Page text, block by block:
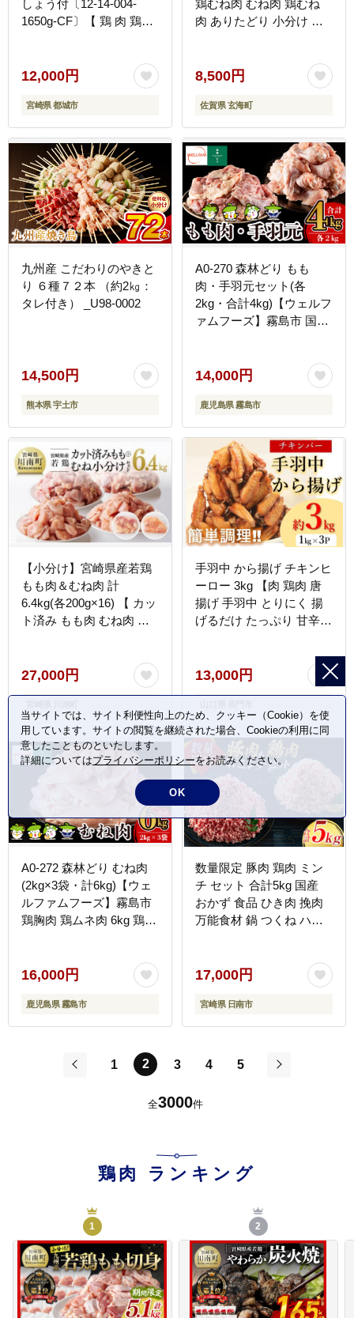
しょう付〔12-14-004-
1650g-CF〕【 鶏 肉 鶏肉
12,000円
宮崎県 都城市
鶏むね肉 むね肉 鶏むね
肉 ありたどり 小分け 真
チキンカツ 筋トレ ダイエ
8,500円
佐賀県 玄海町
九州産 こだわりのやきと
り ６種７２本 （約2㎏：
タレ付き） _U98-0002
14,500円
熊本県 宇土市
A0-270 森林どり もも
肉・手羽元セット(各
2kg・合計4kg)【ウェルフ
ァムフーズ】霧島市 国産
14,000円
鹿児島県 霧島市
【小分け】宮崎県産若鶏
もも肉＆むね肉 計
6.4kg(各200g×16) 【 カッ
ト済み もも肉 むね肉 小
トレイレス 】 [C00806]
27,000円
手羽中 から揚げ チキンヒ
ーロー 3kg 【肉 鶏肉 唐
揚げ 手羽中 とりにく 揚
げるだけ たっぷり 甘辛
らあげ お弁当 おかず お
つまみ 大容量 簡単調理
山口県 長門市】(1004)
13,000円
A0-272 森林どり むね肉
(2kg×3袋・計6kg)【ウェ
ルファムフーズ】霧島市
鶏胸肉 鶏ムネ肉 6kg 鶏む
16,000円
鹿児島県 霧島市
数量限定 豚肉 鶏肉 ミン
チ セット 合計5kg 国産
おかず 食品 ひき肉 挽肉
万能食材 鍋 つくね ハン
念日 おすすめ お弁当 お
つまみ 小分け おすそ分け
お取り寄せ グルメ 大容量
宮崎県 日南市 送料無料
17,000円
宮崎県 日南市
1 2 3 4
5
全3000件
鶏肉 ランキング
1 2
当サイトでは、サイト利便性向上のため、クッキー（Cookie）を使
用しています。サイトの閲覧を継続された場合、Cookieの利用に同
意したことものといたします。
詳細についてはプライバシーポリシーをお読みください。
OK